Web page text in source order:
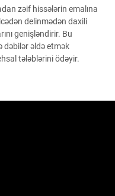
zəif hissələrin emalına
delinmədən daxili
genişləndirir. Bu
əldə etmək
tələblərini ödəyir.